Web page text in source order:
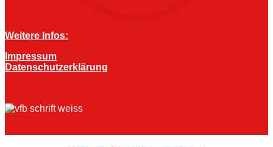
Weitere Infos:
Impressum
Datenschutzerklärung